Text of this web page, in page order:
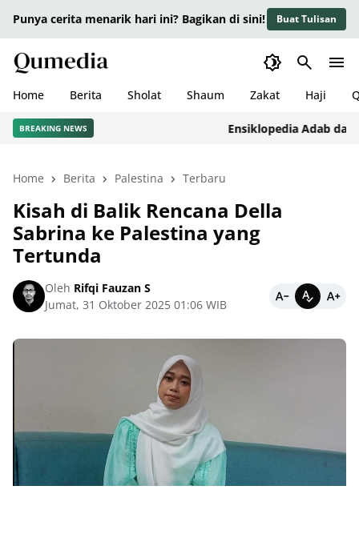
Punya cerita menarik hari ini? Bagikan di sini! Buat Tulisan
Home Berita Sholat Shaum Zakat Haji
BREAKING NEWS Ensiklopedia Adab dalam
Home Berita Palestina Terbaru
Kisah di Balik Rencana Della
Sabrina ke Palestina yang
Tertunda
Oleh Rifqi Fauzan S
Jumat, 31 Oktober 2025 01:06 WIB